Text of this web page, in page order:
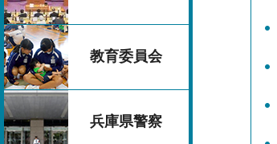
教育委員会
兵庫県警察